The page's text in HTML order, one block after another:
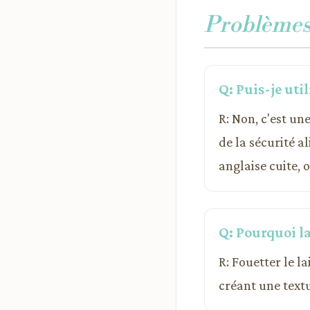
Q: Puis-je
R: Non, c'est
de la sécurité
anglaise cuite,
Q: Pourquoi
R: Fouetter le
créant une